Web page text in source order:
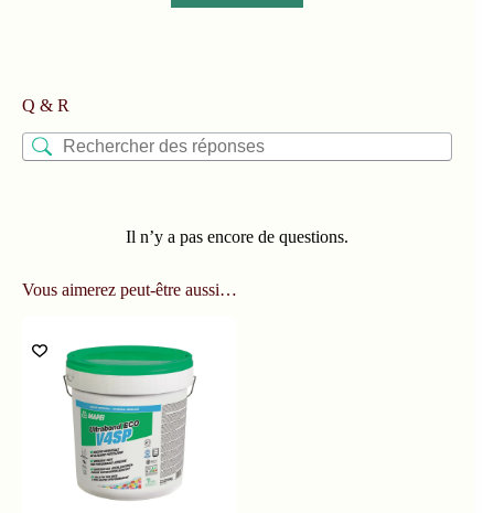
Q & R
Il n’y a pas encore de questions.
Vous aimerez peut-être aussi…